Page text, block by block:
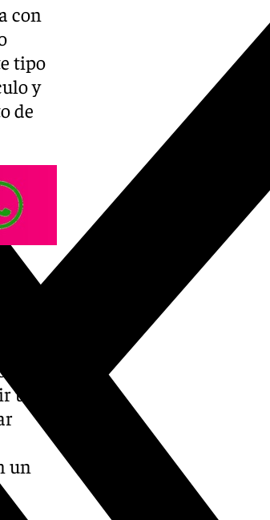
con
tipo
y
de
en
un
un